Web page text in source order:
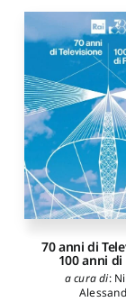
70 anni di
100 anni di
a cura di: